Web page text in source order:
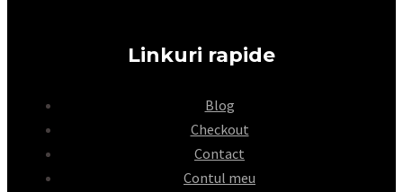
Linkuri rapide
Blog
Checkout
Contact
Contul meu